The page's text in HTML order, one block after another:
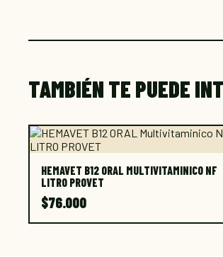
TAMBIÉN TE PUEDE
HEMAVET B12 ORAL MULTIVITAMINICO NF
LITRO PROVET
$76.000